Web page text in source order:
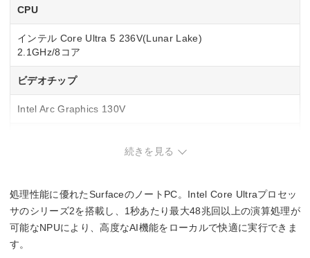
CPU
インテル Core Ultra 5 236V(Lunar Lake)
2.1GHz/8コア
ビデオチップ
Intel Arc Graphics 130V
メモリ容量
16GB
続きを見る
処理性能に優れたSurfaceのノートPC。Intel Core Ultraプロセッ
サのシリーズ2を搭載し、1秒あたり最大48兆回以上の演算処理が
可能なNPUにより、高度なAI機能をローカルで快適に実行できま
す。